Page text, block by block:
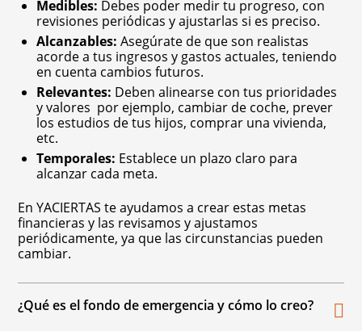
Medibles: Debes poder medir tu progreso, con
revisiones periódicas y ajustarlas si es preciso.
Alcanzables: Asegúrate de que son realistas
acorde a tus ingresos y gastos actuales, teniendo
en cuenta cambios futuros.
Relevantes: Deben alinearse con tus prioridades
y valores por ejemplo, cambiar de coche, prever
los estudios de tus hijos, comprar una vivienda,
etc.
Temporales: Establece un plazo claro para
alcanzar cada meta.
En YACIERTAS te ayudamos a crear estas metas
financieras y las revisamos y ajustamos
periódicamente, ya que las circunstancias pueden
cambiar.
¿Qué es el fondo de emergencia y cómo lo creo?